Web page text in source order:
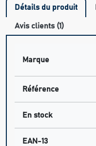
Détails du produit
Avis clients (1)
Marque
Référence
En stock
EAN-13